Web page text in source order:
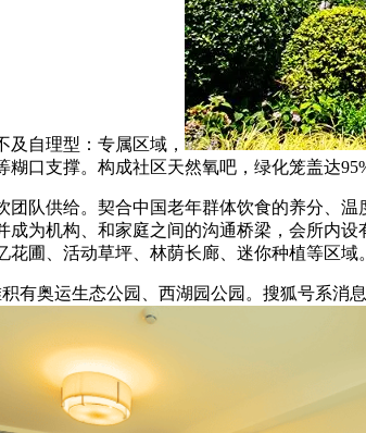
及自理型：专属区域，
糊口支撑。构成社区天然氧吧，绿化笼盖达
供给。契合中国老年群体饮食的养分、温
成为机构、和家庭之间的沟通桥梁，会所内
花圃、活动草坪、林荫长廊、迷你种植等区域。
奥运生态公园、西湖园公园。搜狐号系消息